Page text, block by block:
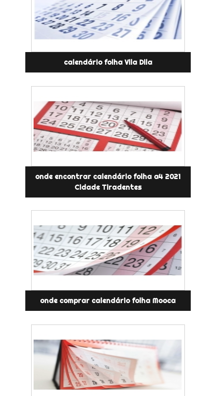
calendário folha Vila Dila
onde encontrar calendário folha a4 2021
Cidade Tiradentes
onde comprar calendário folha Mooca